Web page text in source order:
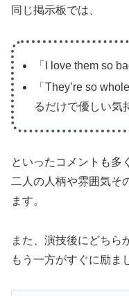
同じ掲示板では、
「I love them so
「They’re so
るだけで優しい気
といったコメントも多
二人の人柄や雰囲気そ
ます。
また、演技後にどちら
もう一方がすぐに励ま